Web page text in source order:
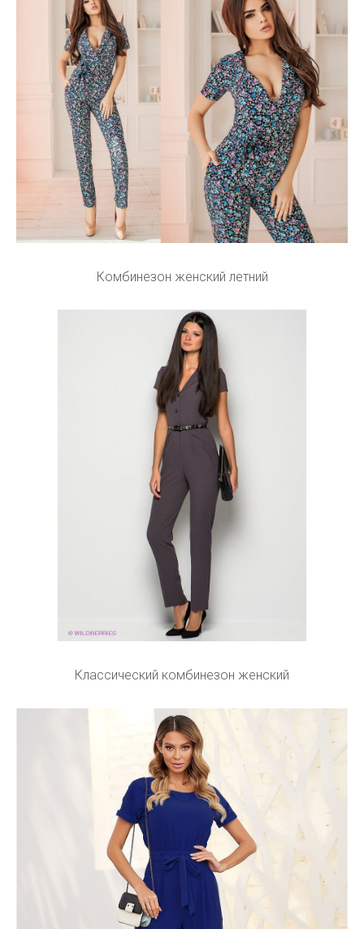
Комбинезон женский летний
Классический комбинезон женский